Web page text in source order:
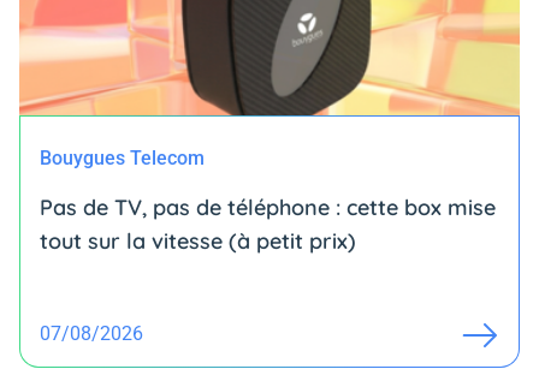
Bouygues Telecom
Pas de TV, pas de téléphone : cette box mise
tout sur la vitesse (à petit prix)
07/08/2026